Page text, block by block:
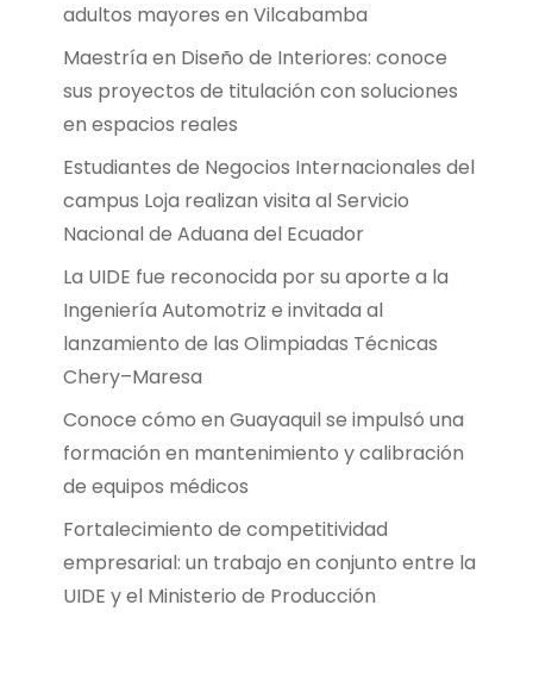
adultos mayores en Vilcabamba
Maestría en Diseño de Interiores: conoce
sus proyectos de titulación con soluciones
en espacios reales
Estudiantes de Negocios Internacionales del
campus Loja realizan visita al Servicio
Nacional de Aduana del Ecuador
La UIDE fue reconocida por su aporte a la
Ingeniería Automotriz e invitada al
lanzamiento de las Olimpiadas Técnicas
Chery–Maresa
Conoce cómo en Guayaquil se impulsó una
formación en mantenimiento y calibración
de equipos médicos
Fortalecimiento de competitividad
empresarial: un trabajo en conjunto entre la
UIDE y el Ministerio de Producción